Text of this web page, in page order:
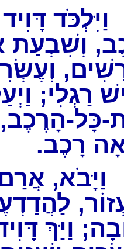
וְשִׁבְעַת
רַגְלִי;
כָּל-הָרֶכֶב,
רָכֶב.
וַיַּךְ